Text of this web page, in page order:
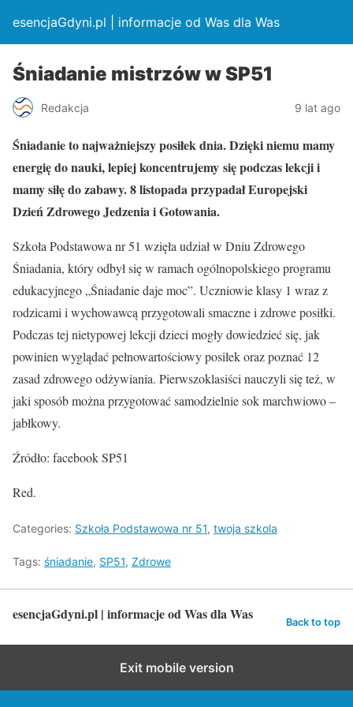
esencjaGdyni.pl | informacje od Was dla Was
Śniadanie mistrzów w SP51
Redakcja 9 lat ago
Śniadanie to najważniejszy posiłek dnia. Dzięki niemu mamy
energię do nauki, lepiej koncentrujemy się podczas lekcji i
mamy siłę do zabawy. 8 listopada przypadał Europejski
Dzień Zdrowego Jedzenia i Gotowania.
Szkoła Podstawowa nr 51 wzięła udział w Dniu Zdrowego
Śniadania, który odbył się w ramach ogólnopolskiego programu
edukacyjnego „Śniadanie daje moc”. Uczniowie klasy 1 wraz z
rodzicami i wychowawcą przygotowali smaczne i zdrowe posiłki.
Podczas tej nietypowej lekcji dzieci mogły dowiedzieć się, jak
powinien wyglądać pełnowartościowy posiłek oraz poznać 12
zasad zdrowego odżywiania. Pierwszoklasiści nauczyli się też, w
jaki sposób można przygotować samodzielnie sok marchwiowo –
jabłkowy.
Źródło: facebook SP51
Red.
Categories: Szkoła Podstawowa nr 51, twoja szkola
Tags: śniadanie, SP51, Zdrowe
esencjaGdyni.pl | informacje od Was dla Was Back to top
Exit mobile version